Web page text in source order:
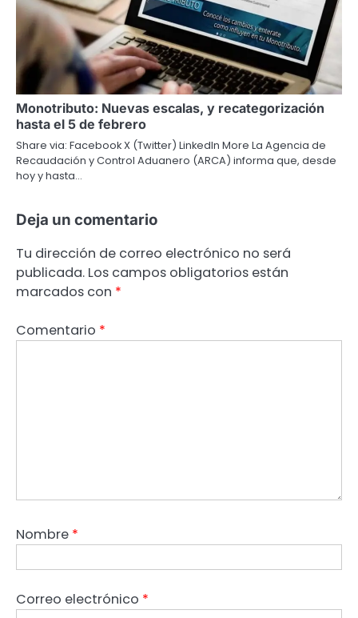
Monotributo: Nuevas escalas, y recategorización
hasta el 5 de febrero
Share via: Facebook X (Twitter) LinkedIn More La Agencia de
Recaudación y Control Aduanero (ARCA) informa que, desde
hoy y hasta…
Deja un comentario
Tu dirección de correo electrónico no será
publicada. Los campos obligatorios están
marcados con *
Comentario *
Nombre *
Correo electrónico *